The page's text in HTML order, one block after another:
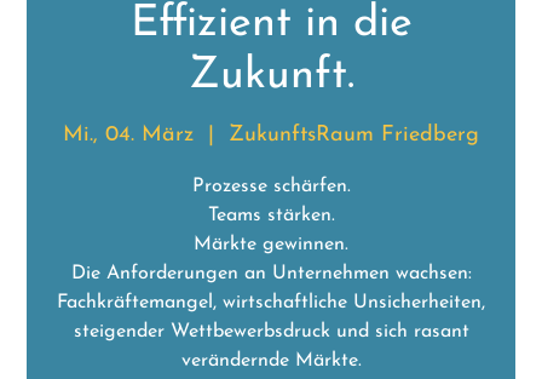
Effizient in die
Zukunft.
Mi., 04. März ZukunftsRaum Friedberg
Prozesse schärfen.
Teams stärken.
Märkte gewinnen.
Die Anforderungen an Unternehmen wachsen:
Fachkräftemangel, wirtschaftliche Unsicherheiten,
steigender Wettbewerbsdruck und sich rasant
verändernde Märkte.